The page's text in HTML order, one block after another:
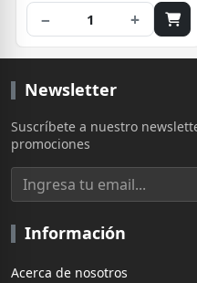
− 1 +
Newsletter
Suscríbete a nuestro
promociones
Información
Acerca de nosotros